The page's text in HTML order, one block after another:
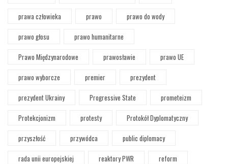
prawa człowieka
prawo
prawo do wody
prawo głosu
prawo humanitarne
Prawo Międzynarodowe
prawosławie
prawo UE
prawo wyborcze
premier
prezydent
prezydent Ukrainy
Progressive State
prometeizm
Protekcjonizm
protesty
Protokół Dyplomatyczny
przyszłość
przywódca
public diplomacy
rada unii europejskiej
reaktory PWR
reform